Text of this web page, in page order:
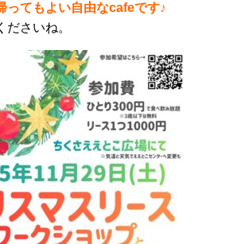
ってもよい自由なcafeです♪
さいね。